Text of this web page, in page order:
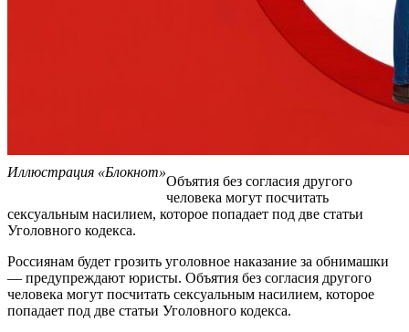
Иллюстрация «Блокнот»
Объятия без согласия другого
человека могут посчитать
сексуальным насилием, которое попадает под две статьи
Уголовного кодекса.
Россиянам будет грозить уголовное наказание за обнимашки
— предупреждают юристы. Объятия без согласия другого
человека могут посчитать сексуальным насилием, которое
попадает под две статьи Уголовного кодекса.